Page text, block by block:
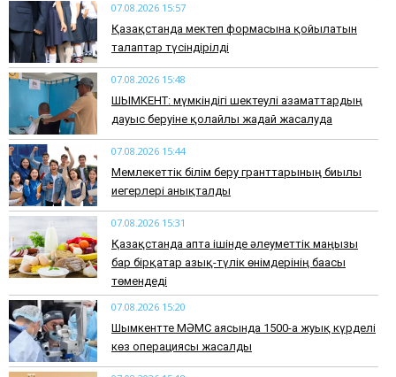
07.08.2026 15:57
Қазақстанда мектеп формасына қойылатын
талаптар түсіндірілді
07.08.2026 15:48
ШЫМКЕНТ: мүмкіндігі шектеулі азаматтардың
дауыс беруіне қолайлы жағдай жасалуда
07.08.2026 15:44
Мемлекеттік білім беру гранттарының биылғы
иегерлері анықталды
07.08.2026 15:31
Қазақстанда апта ішінде әлеуметтік маңызы
бар бірқатар азық-түлік өнімдерінің бағасы
төмендеді
07.08.2026 15:20
Шымкентте МӘМС аясында 1500-ға жуық күрделі
көз операциясы жасалды